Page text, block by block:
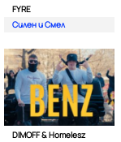
FYRE
Силен и Смел
DIMOFF & Homelesz